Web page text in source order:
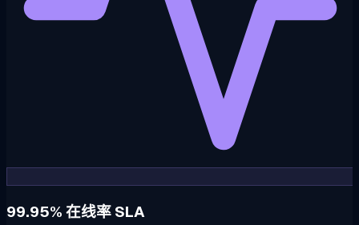
99.95% 在线率 SLA